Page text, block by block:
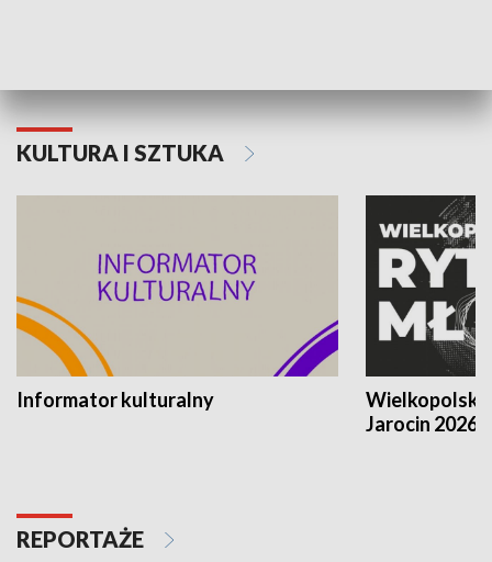
KULTURA I SZTUKA
Informator kulturalny
Jarocin 2026
REPORTAŻE